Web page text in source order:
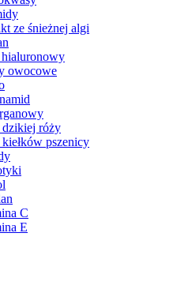
ze śnieżnej algi
owocowe
róży
pszenicy
C
E